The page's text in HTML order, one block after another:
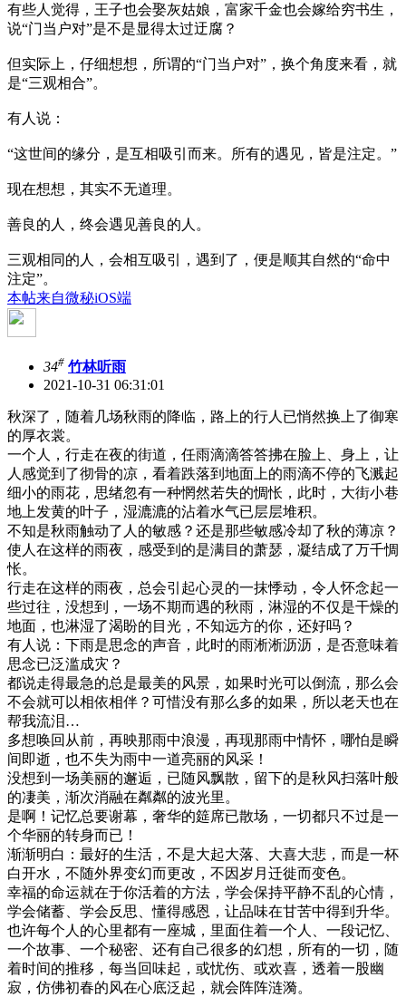
有些人觉得，王子也会娶灰姑娘，富家千金也会嫁给穷书生，
说“门当户对”是不是显得太过迂腐？
但实际上，仔细想想，所谓的“门当户对”，换个角度来看，就
是“三观相合”。
有人说：
“这世间的缘分，是互相吸引而来。所有的遇见，皆是注定。”
现在想想，其实不无道理。
善良的人，终会遇见善良的人。
三观相同的人，会相互吸引，遇到了，便是顺其自然的“命中
注定”。
本帖来自微秘iOS端
34# 竹林听雨
2021-10-31 06:31:01
秋深了，随着几场秋雨的降临，路上的行人已悄然换上了御寒
的厚衣裳。
一个人，行走在夜的街道，任雨滴滴答答拂在脸上、身上，让
人感觉到了彻骨的凉，看着跌落到地面上的雨滴不停的飞溅起
细小的雨花，思绪忽有一种惘然若失的惆怅，此时，大街小巷
地上发黄的叶子，湿漉漉的沾着水气已层层堆积。
不知是秋雨触动了人的敏感？还是那些敏感冷却了秋的薄凉？
使人在这样的雨夜，感受到的是满目的萧瑟，凝结成了万千惆
怅。
行走在这样的雨夜，总会引起心灵的一抹悸动，令人怀念起一
些过往，没想到，一场不期而遇的秋雨，淋湿的不仅是干燥的
地面，也淋湿了渴盼的目光，不知远方的你，还好吗？
有人说：下雨是思念的声音，此时的雨淅淅沥沥，是否意味着
思念已泛滥成灾？
都说走得最急的总是最美的风景，如果时光可以倒流，那么会
不会就可以相依相伴？可惜没有那么多的如果，所以老天也在
帮我流泪…
多想唤回从前，再映那雨中浪漫，再现那雨中情怀，哪怕是瞬
间即逝，也不失为雨中一道亮丽的风采！
没想到一场美丽的邂逅，已随风飘散，留下的是秋风扫落叶般
的凄美，渐次消融在粼粼的波光里。
是啊！记忆总要谢幕，奢华的筵席已散场，一切都只不过是一
个华丽的转身而已！
渐渐明白：最好的生活，不是大起大落、大喜大悲，而是一杯
白开水，不随外界变幻而更改，不因岁月迁徙而变色。
幸福的命运就在于你活着的方法，学会保持平静不乱的心情，
学会储蓄、学会反思、懂得感恩，让品味在甘苦中得到升华。
也许每个人的心里都有一座城，里面住着一个人、一段记忆、
一个故事、一个秘密、还有自己很多的幻想，所有的一切，随
着时间的推移，每当回味起，或忧伤、或欢喜，透着一股幽
寂，仿佛初春的风在心底泛起，就会阵阵涟漪。